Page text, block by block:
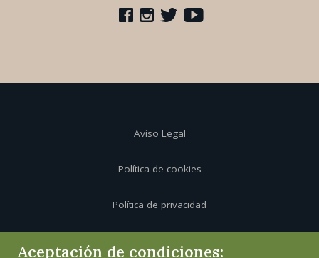
Aviso Legal
Política de cookies
Política de privacidad
Aceptación de condiciones: